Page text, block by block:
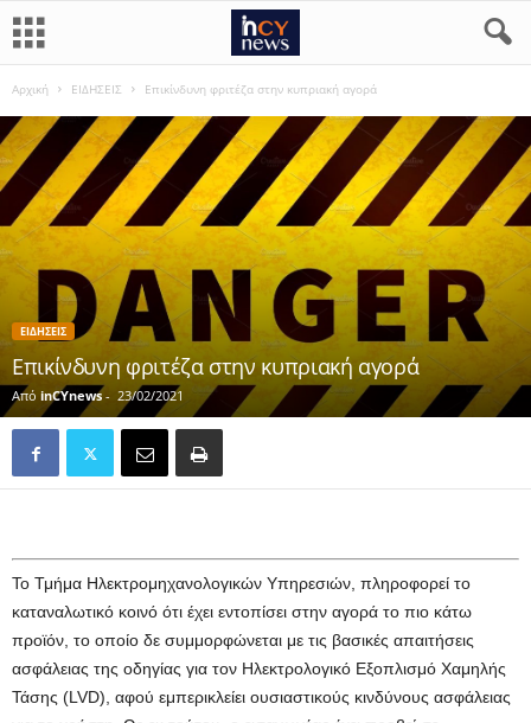
Αρχική ΕΙΔΗΣΕΙΣ Επικίνδυνη φριτέζα στην κυπριακή αγορά
ΕΙΔΗΣΕΙΣ
Επικίνδυνη φριτέζα στην κυπριακή αγορά
Από inCYnews - 23/02/2021
Το Τμήμα Ηλεκτρομηχανολογικών Υπηρεσιών, πληροφορεί το
καταναλωτικό κοινό ότι έχει εντοπίσει στην αγορά το πιο κάτω
προϊόν, το οποίo δε συμμορφώνεται με τις βασικές απαιτήσεις
ασφάλειας της οδηγίας για τον Ηλεκτρολογικό Εξοπλισμό Χαμηλής
Τάσης (LVD), αφού εμπερικλείει ουσιαστικούς κινδύνους ασφάλειας